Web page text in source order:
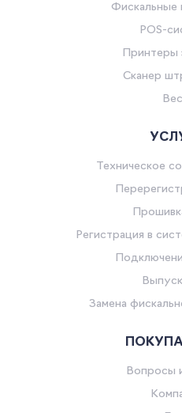
Фискальные
POS-
Принтеры
Сканер
Техническое
Регистрация в
Замена
Вопросы